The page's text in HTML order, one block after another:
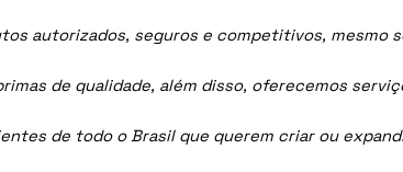
autorizados, seguros e competitivos, mesmo
de qualidade, além disso, oferecemos
de todo o Brasil que querem criar ou